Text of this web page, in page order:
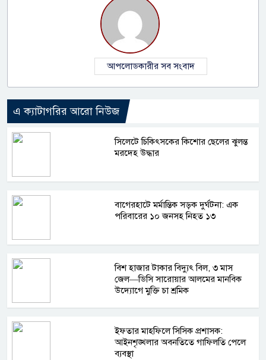
আপলোডকারীর সব সংবাদ
এ ক্যাটাগরির আরো নিউজ
সিলেটে চিকিৎসকের কিশোর ছেলের ঝুলন্ত
মরদেহ উদ্ধার
বাগেরহাটে মর্মান্তিক সড়ক দুর্ঘটনা: এক
পরিবারের ১০ জনসহ নিহত ১৩
বিশ হাজার টাকার বিদ্যুৎ বিল, ৩ মাস
জেল—ডিসি সারোয়ার আলমের মানবিক
উদ্যোগে মুক্তি চা শ্রমিক
ইফতার মাহফিলে সিসিক প্রশাসক:
আইনশৃঙ্খলার অবনতিতে গাফিলতি পেলে
ব্যবস্থা